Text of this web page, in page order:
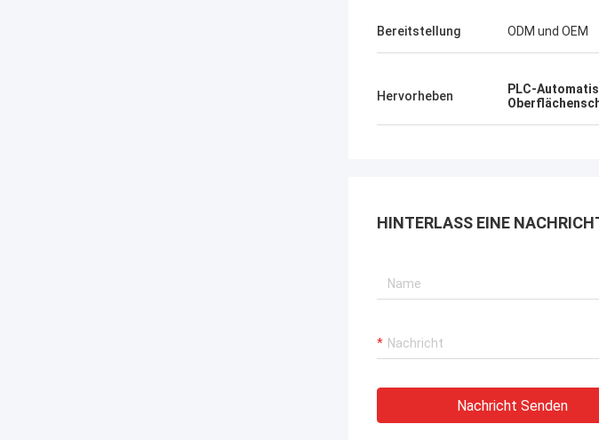
Bereitstellung ODM und OEM
Hervorheben PLC-
HINTERLASS EINE
Nachricht Senden